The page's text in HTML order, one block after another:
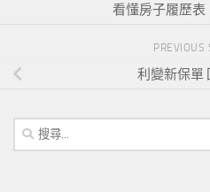
看懂房子履歷表
PREVIOUS
利變新保單
搜
尋